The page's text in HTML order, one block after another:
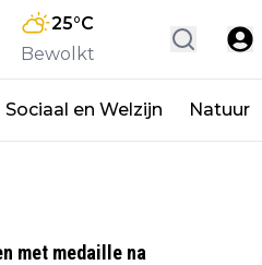
25°C
Bewolkt
Sociaal en Welzijn Natuur
met medaille na